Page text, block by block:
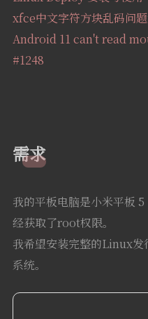
xfce中文字符方块乱码问
Android 11 can't read
#1248
需求
我的平板电脑是小米平板
经获取了root权限。
我希望安装完整的Linux
系统。